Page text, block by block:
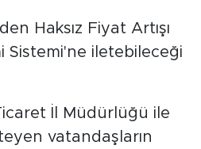
Haksız Fiyat Artışı
Sistemi'ne iletebileceği
İl Müdürlüğü ile
vatandaşların